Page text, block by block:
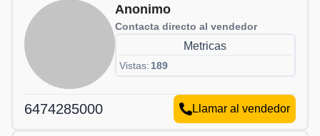
Anonimo
Contacta directo al vendedor
Metricas
Vistas: 189
6474285000 Llamar al vendedor